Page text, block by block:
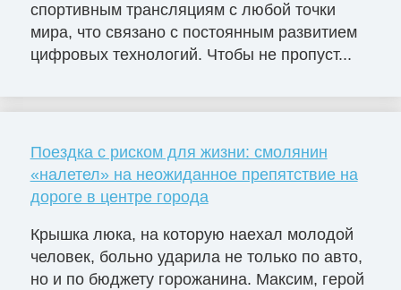
спортивным трансляциям с любой точки
мира, что связано с постоянным развитием
цифровых технологий. Чтобы не пропуст...
Поездка с риском для жизни: смолянин
«налетел» на неожиданное препятствие на
дороге в центре города
Крышка люка, на которую наехал молодой
человек, больно ударила не только по авто,
но и по бюджету горожанина. Максим, герой